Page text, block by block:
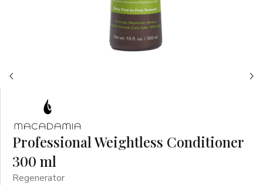
Professional Weightless Conditioner
300 ml
Regenerator